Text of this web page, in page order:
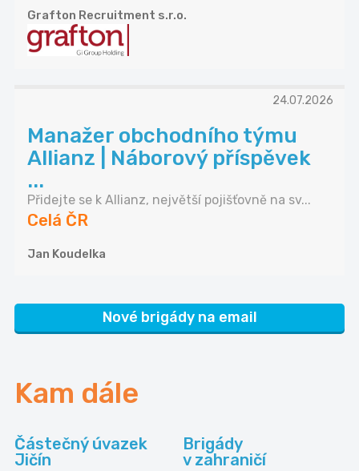
Grafton Recruitment s.r.o.
24.07.2026
Manažer obchodního týmu
Allianz | Náborový příspěvek
...
Přidejte se k Allianz, největší pojišťovně na sv...
Celá ČR
Jan Koudelka
Nové brigády na email
Kam dále
Částečný úvazek
Jičín
Brigády
v zahraničí